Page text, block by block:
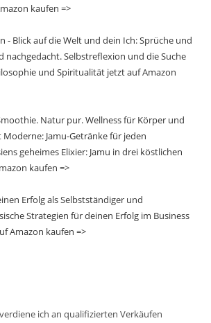
kaufen =>
- Blick auf die Welt und dein Ich: Sprüche und
nachgedacht. Selbstreflexion und die Suche
und Spiritualität jetzt auf Amazon
Natur pur. Wellness für Körper und
Jamu-Getränke für jeden
geheimes Elixier: Jamu in drei köstlichen
kaufen =>
Erfolg als Selbstständiger und
Strategien für deinen Erfolg im Business
Amazon kaufen =>
ich an qualifizierten Verkäufen